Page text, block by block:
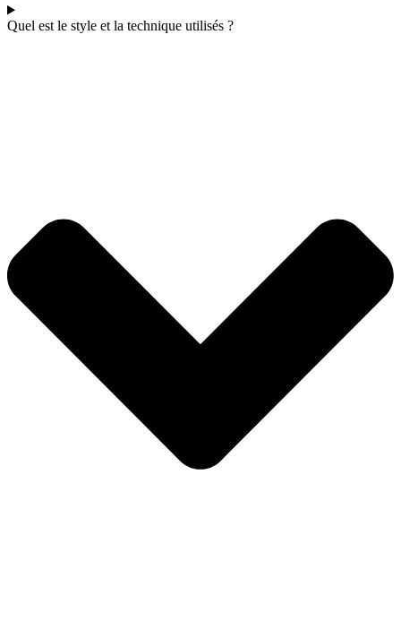
Quel est le style et la technique utilisés ?